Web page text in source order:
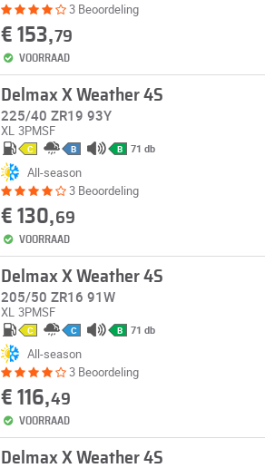
3 Beoordeling
€ 153,79
VOORRAAD
Delmax X Weather 4S
225/40 ZR19 93Y
XL 3PMSF
C B B 71 db
All-season
3 Beoordeling
€ 130,69
VOORRAAD
Delmax X Weather 4S
205/50 ZR16 91W
XL 3PMSF
C C B 71 db
All-season
3 Beoordeling
€ 116,49
VOORRAAD
Delmax X Weather 4S